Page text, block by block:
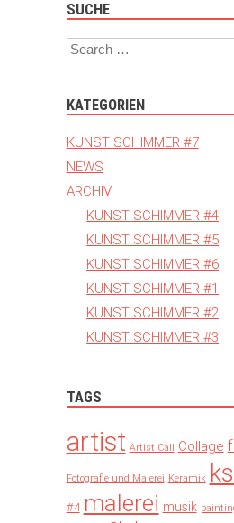
SUCHE
Search
KATEGORIEN
KUNST SCHIMMER #7
NEWS
ARCHIV
KUNST SCHIMMER #4
KUNST SCHIMMER #5
KUNST SCHIMMER #6
KUNST SCHIMMER #1
KUNST SCHIMMER #2
KUNST SCHIMMER #3
TAGS
artist Artist Call Collage
Fotografie und Malerei Keramik
#4 malerei musik